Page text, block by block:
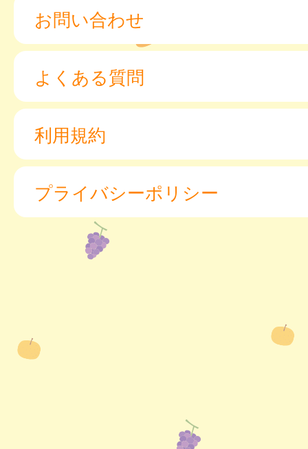
お問い合わせ
よくある質問
利用規約
プライバシーポリシー